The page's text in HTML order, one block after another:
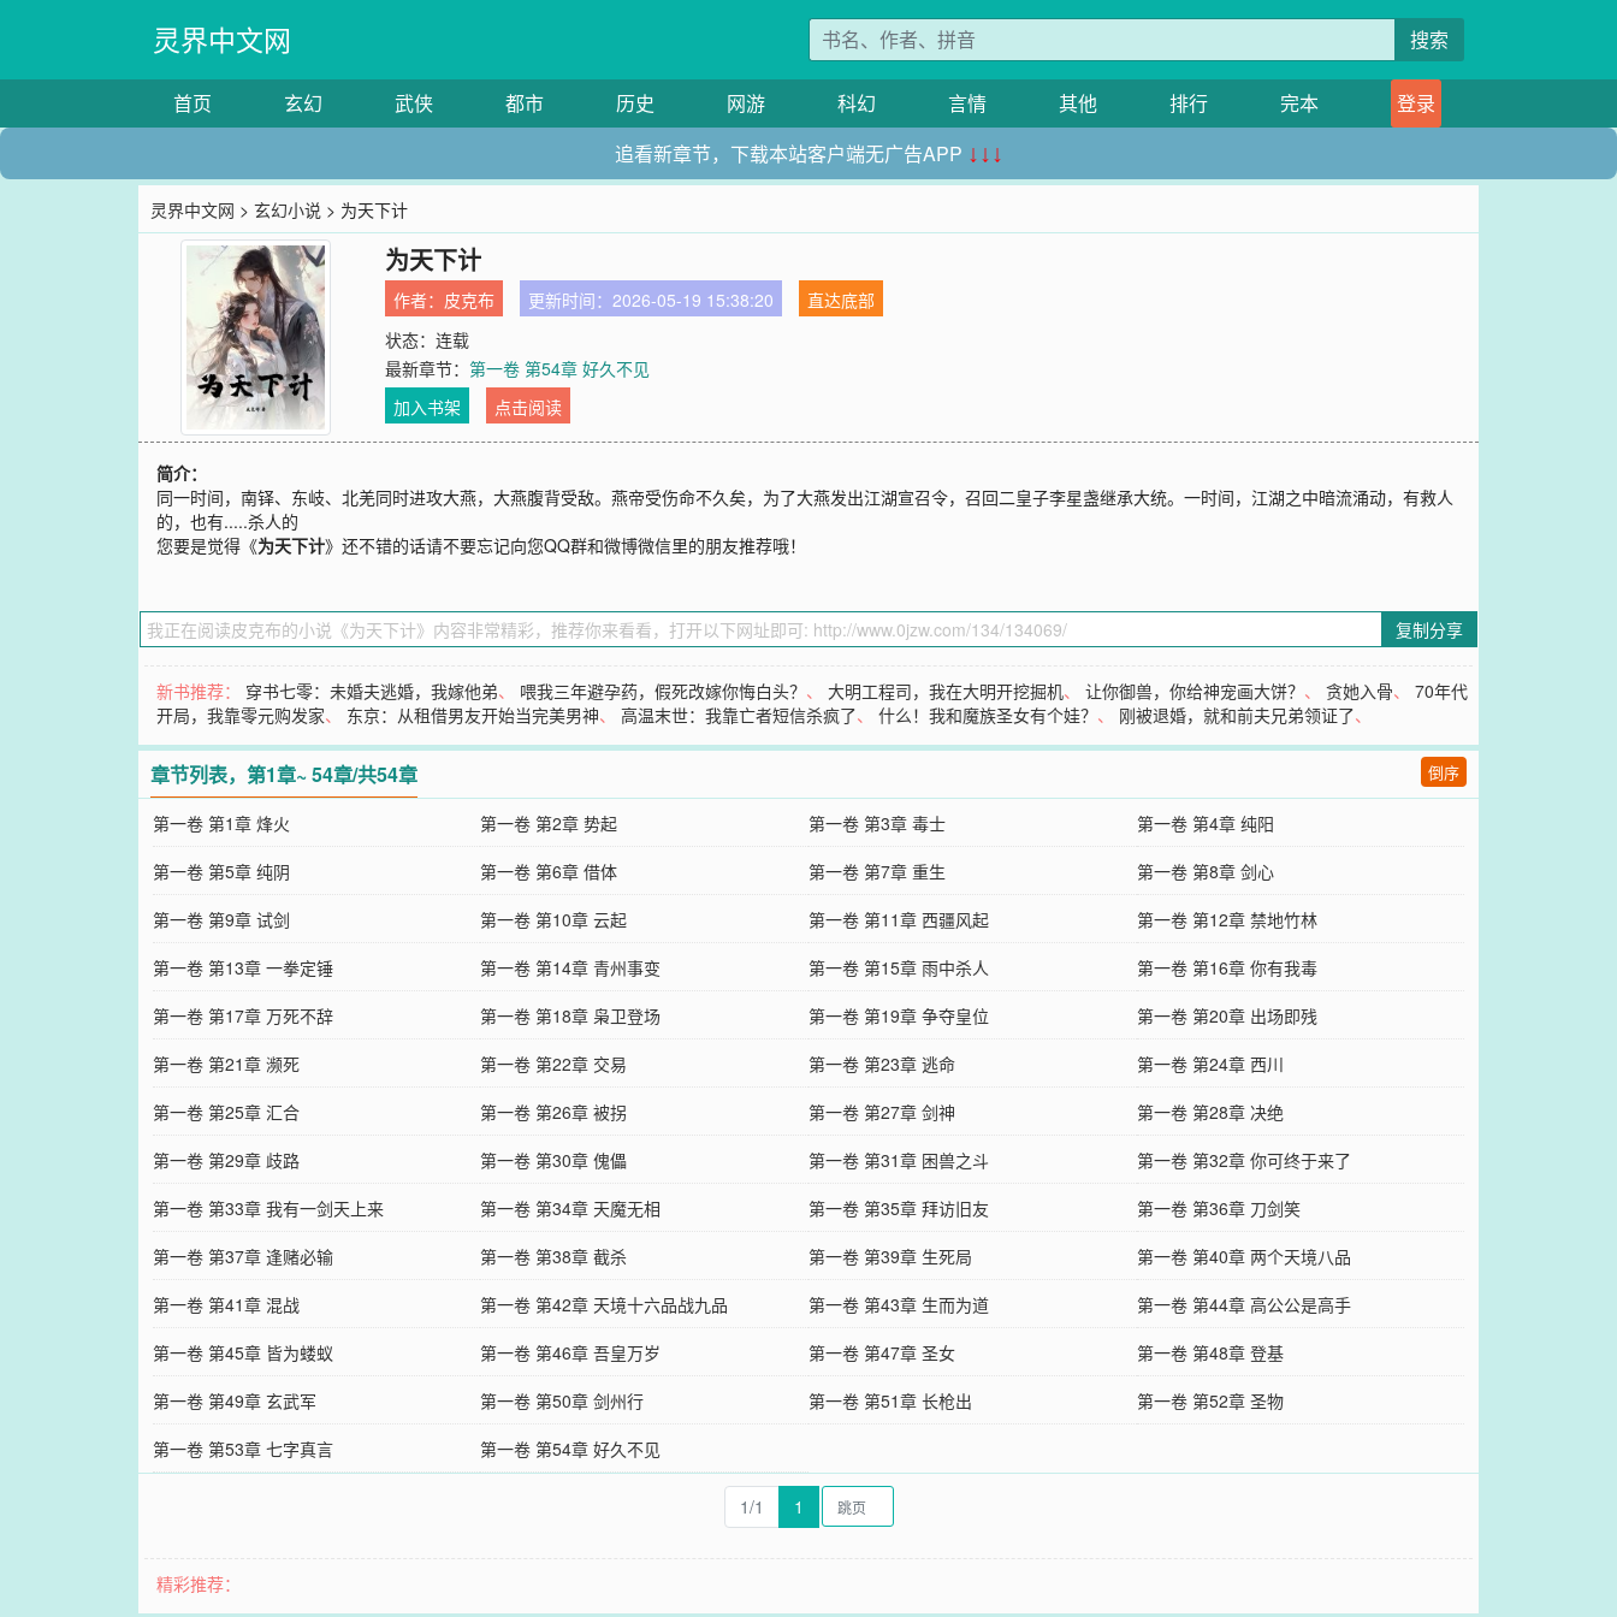
灵界中文网 搜索
首页 玄幻 武侠 都市 历史 网游 科幻 言情 其他 排行 完本
登录
追看新章节，下载本站客户端无广告APP ↓↓↓
灵界中文网 >玄幻小说 > 为天下计
为天下计
作者： 皮克布 更新时间：2026-05-19 15:38:20
直达底部
状态：连载
最新章节：第一卷 第54章 好久不见
加入书架
点击阅读
简介：
同一时间，南铎、东岐、北羌同时进攻大燕，大燕腹背受敌。燕帝受伤命不久矣，为了大燕发出江湖宣召令，召回二皇子李星盏继承大统。一时间，江湖之中暗流涌动，有救人
的，也有.....杀人的
您要是觉得《为天下计》还不错的话请不要忘记向您QQ群和微博微信里的朋友推荐哦！
复制分享
新书推荐： 穿书七零：未婚夫逃婚，我嫁他弟、 喂我三年避孕药，假死改嫁你悔白头？ 、大明工程司，我在大明开挖掘机、让你御兽，你给神宠画大饼？ 、贪她入骨、70年代
开局，我靠零元购发家、 东京：从租借男友开始当完美男神、高温末世：我靠亡者短信杀疯了、什么！我和魔族圣女有个娃？ 、 刚被退婚，就和前夫兄弟领证了、
章节列表，第1章~ 54章/共54章 倒序
第一卷 第1章 烽火 第一卷 第2章 势起 第一卷 第3章 毒士
第一卷 第4章 纯阳
第一卷 第5章 纯阴
第一卷 第6章 借体 第一卷 第7章 重生
第一卷 第8章 剑心
第一卷 第9章 试剑
第一卷 第10章 云起 第一卷 第11章 西疆风起
第一卷 第12章 禁地竹林
第一卷 第13章 一拳定锤
第一卷 第14章 青州事变 第一卷 第15章 雨中杀人
第一卷 第16章 你有我毒
第一卷 第17章 万死不辞
第一卷 第18章 枭卫登场 第一卷 第19章 争夺皇位
第一卷 第20章 出场即残
第一卷 第21章 濒死
第一卷 第22章 交易 第一卷 第23章 逃命
第一卷 第24章 西川
第一卷 第25章 汇合
第一卷 第26章 被拐 第一卷 第27章 剑神
第一卷 第28章 决绝
第一卷 第29章 歧路
第一卷 第30章 傀儡 第一卷 第31章 困兽之斗
第一卷 第32章 你可终于来了
第一卷 第33章 我有一剑天上来
第一卷 第34章 天魔无相 第一卷 第35章 拜访旧友
第一卷 第36章 刀剑笑
第一卷 第37章 逢赌必输
第一卷 第38章 截杀 第一卷 第39章 生死局
第一卷 第40章 两个天境八品
第一卷 第41章 混战
第一卷 第42章 天境十六品战九品 第一卷 第43章 生而为道
第一卷 第44章 高公公是高手
第一卷 第45章 皆为蝼蚁
第一卷 第46章 吾皇万岁 第一卷 第47章 圣女
第一卷 第48章 登基
第一卷 第49章 玄武军
第一卷 第50章 剑州行 第一卷 第51章 长枪出
第一卷 第52章 圣物
第一卷 第53章 七字真言
第一卷 第54章 好久不见
1/1 1
精彩推荐：